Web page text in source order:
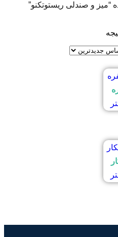
و صندلی ریستوتکنو”